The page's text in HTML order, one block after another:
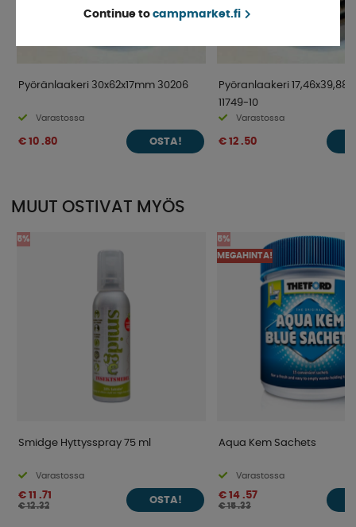
Pyöränlaakeri 30x62x17mm 30206
Varastossa
€ 10 .80 OSTA!
Pyöranlaakeri
11749-10
Varastossa
€ 12 .50
MUUT OSTIVAT MYÖS
5%
Smidge Hyttysspray 75 ml
Varastossa
€ 11 .71
€ 12 .32
OSTA!
5%
MEGAHINTA!
Aqua Kem Sachets
Varastossa
€ 14 .57
€ 15 .33
Continue to campmarket.fi